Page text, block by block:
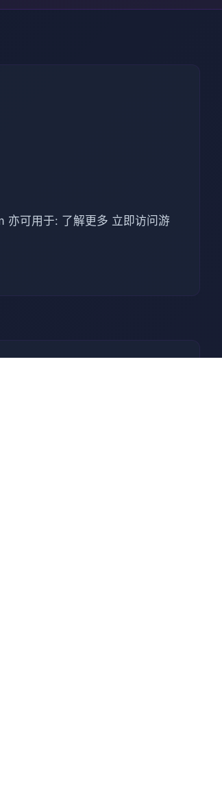
亦可用于: 了解更多 立即访问游